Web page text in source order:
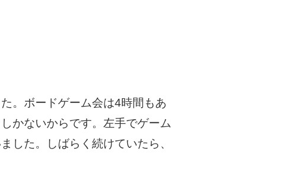
。ボードゲーム会は4時間もあ
かないからです。左手でゲーム
した。しばらく続けていたら、